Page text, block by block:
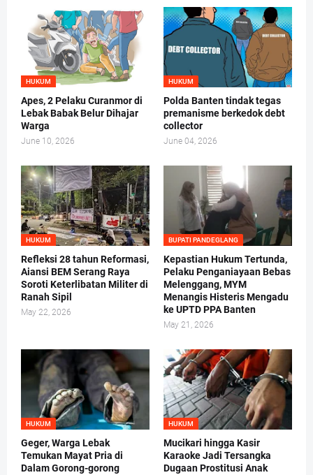
HUKUM
Apes, 2 Pelaku Curanmor di
Lebak Babak Belur Dihajar
Warga
June 10, 2026
HUKUM
Polda Banten tindak tegas
premanisme berkedok debt
collector
June 04, 2026
HUKUM
Refleksi 28 tahun Reformasi,
Aiansi BEM Serang Raya
Soroti Keterlibatan Militer di
Ranah Sipil
May 22, 2026
BUPATI PANDEGLANG
Kepastian Hukum Tertunda,
Pelaku Penganiayaan Bebas
Melenggang, MYM
Menangis Histeris Mengadu
ke UPTD PPA Banten
May 21, 2026
HUKUM
Geger, Warga Lebak
Temukan Mayat Pria di
Dalam Gorong-gorong
HUKUM
Mucikari hingga Kasir
Karaoke Jadi Tersangka
Dugaan Prostitusi Anak